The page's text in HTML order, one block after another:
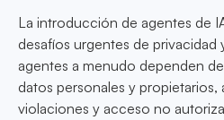
La introducción de agentes de
desafíos urgentes de privacidad
agentes a menudo dependen
datos personales y
violaciones y acceso no